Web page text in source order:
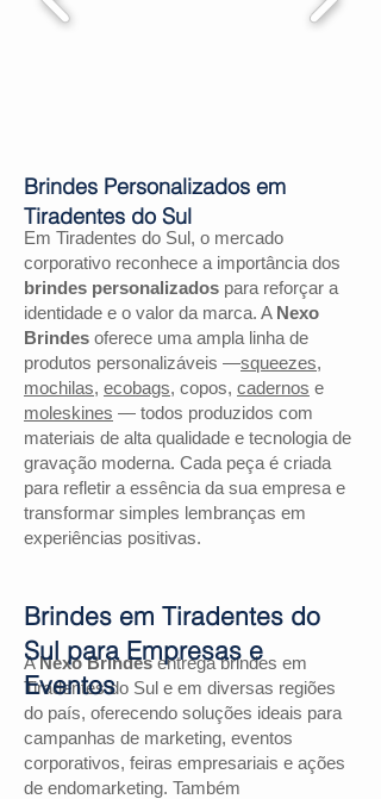
Em Tiradentes do Sul, o mercado
corporativo reconhece a importância dos
brindes personalizados para reforçar a
identidade e o valor da marca. A Nexo
Brindes oferece uma ampla linha de
produtos personalizáveis —squeezes,
mochilas, ecobags, copos, cadernos e
moleskines — todos produzidos com
materiais de alta qualidade e tecnologia de
gravação moderna. Cada peça é criada
para refletir a essência da sua empresa e
transformar simples lembranças em
experiências positivas.
ANexo Brindesentrega brindes em
Tiradentes do Sul e em diversas regiões
do país, oferecendo soluções ideais para
campanhas de marketing, eventos
corporativos, feiras empresariais e ações
de endomarketing. Também
Brindes Personalizados em
Tiradentes do Sul
Brindes em Tiradentes do
Sul para Empresas e
Eventos